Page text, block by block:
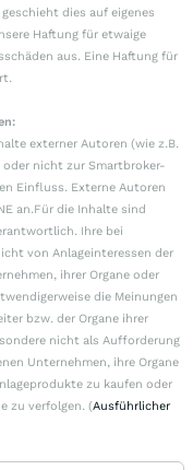
dies auf eigenes
Haftung für etwaige
aus. Eine Haftung für
externer Autoren (wie z.B.
nicht zur Smartbroker-
Einfluss. Externe Autoren
an.Für die Inhalte sind
Ihre bei
von Anlageinteressen der
ihrer Organe oder
die Meinungen
bzw. der Organe ihrer
nicht als Aufforderung
Unternehmen, ihre Organe
zu kaufen oder
zu verfolgen. (Ausführlicher